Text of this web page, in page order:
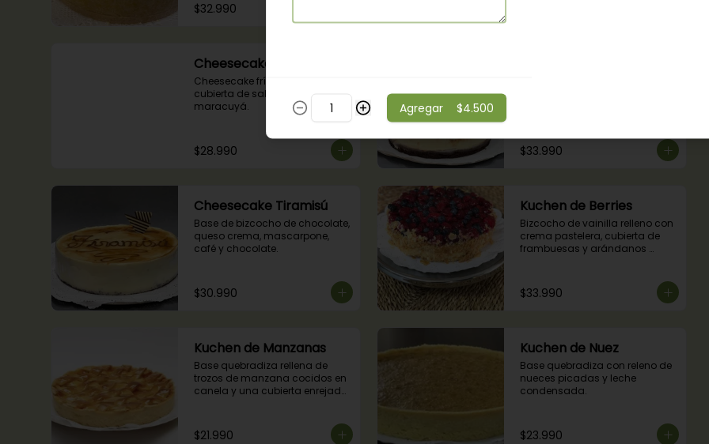
$32.990
Cheesecake Maracuyá
Cheesecake frío de maracuyá y
cubierta de salsa de
maracuyá.
$28.990 $33.990
Cheesecake Tiramisú
Base de bizcocho de chocolate,
queso crema, mascarpone,
café y chocolate.
$30.990
Kuchen de Berries
Bizcocho de vainilla relleno con
crema pastelera, cubierta de
frambuesas y arándanos
$33.990
Kuchen de Manzanas
Base quebradiza rellena de
trozos de manzana cocidos en
canela y una cubierta enrejada
$21.990
Kuchen de Nuez
Base quebradiza con releno de
nueces picadas y leche
condensada.
$23.990
Agregar $4.500